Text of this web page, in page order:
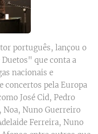
português, lançou o
que conta a
nacionais e
concertos pela Europa
José Cid, Pedro
Noa, Nuno Guerreiro
Ferreira, Nuno